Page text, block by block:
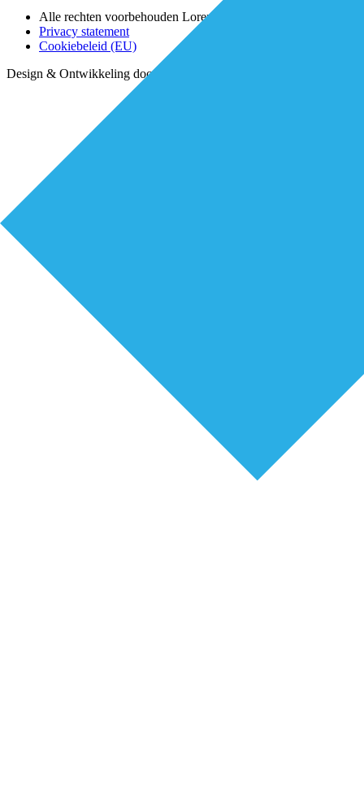
Alle rechten voorbehouden Lorenz 2025
Privacy statement
Cookiebeleid (EU)
Design & Ontwikkeling door